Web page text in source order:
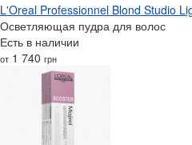
L'Oreal Professionnel Blond Studio
Осветляющая пудра для волос
Есть в наличии
от 1 740 грн